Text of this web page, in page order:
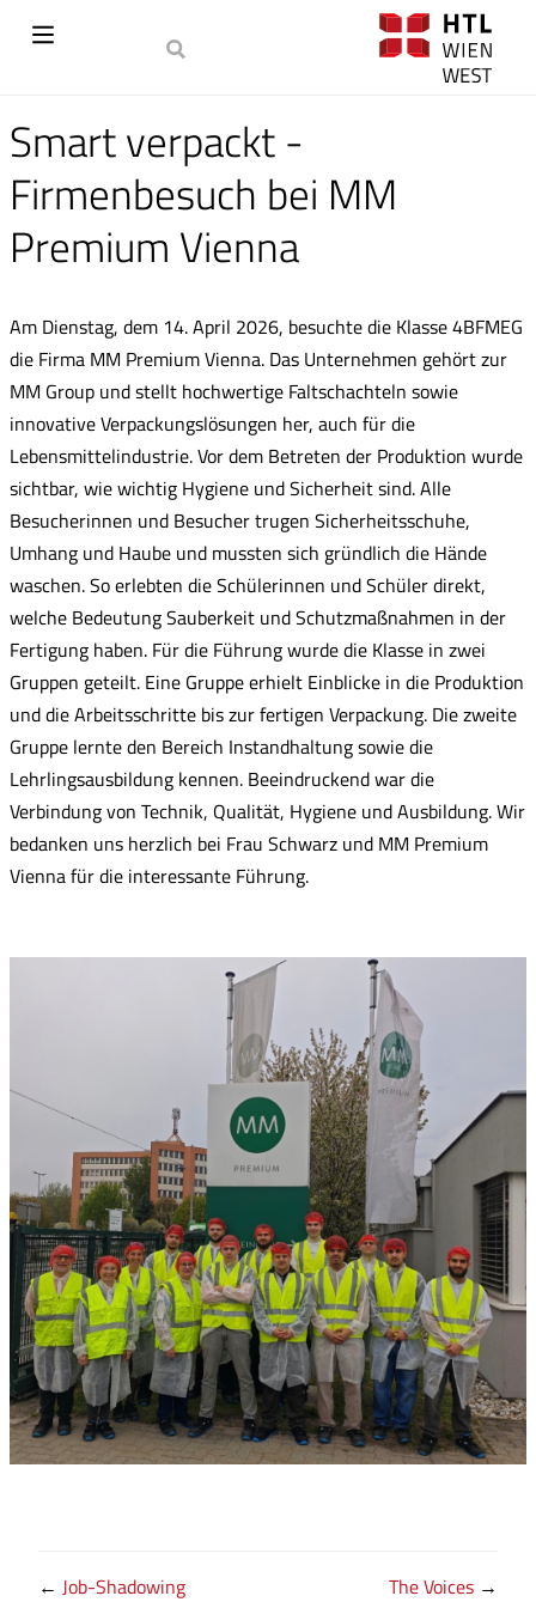
Smart verpackt -
Firmenbesuch bei MM
Premium Vienna
Am Dienstag, dem 14. April 2026, besuchte die Klasse 4BFMEG
die Firma MM Premium Vienna. Das Unternehmen gehört zur
MM Group und stellt hochwertige Faltschachteln sowie
innovative Verpackungslösungen her, auch für die
Lebensmittelindustrie. Vor dem Betreten der Produktion wurde
sichtbar, wie wichtig Hygiene und Sicherheit sind. Alle
Besucherinnen und Besucher trugen Sicherheitsschuhe,
Umhang und Haube und mussten sich gründlich die Hände
waschen. So erlebten die Schülerinnen und Schüler direkt,
welche Bedeutung Sauberkeit und Schutzmaßnahmen in der
Fertigung haben. Für die Führung wurde die Klasse in zwei
Gruppen geteilt. Eine Gruppe erhielt Einblicke in die Produktion
und die Arbeitsschritte bis zur fertigen Verpackung. Die zweite
Gruppe lernte den Bereich Instandhaltung sowie die
Lehrlingsausbildung kennen. Beeindruckend war die
Verbindung von Technik, Qualität, Hygiene und Ausbildung. Wir
bedanken uns herzlich bei Frau Schwarz und MM Premium
Vienna für die interessante Führung.
← Job-Shadowing The Voices →